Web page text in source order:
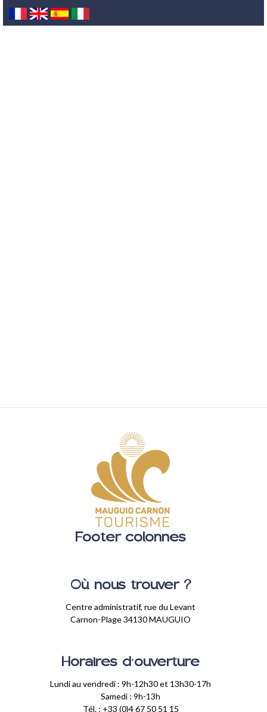
Footer colonnes
Où nous trouver ?
Centre administratif, rue du Levant
Carnon-Plage 34130 MAUGUIO
Horaires d'ouverture
Lundi au vendredi : 9h-12h30 et 13h30-17h
Samedi : 9h-13h
Tél. : +33 (0)4 67 50 51 15